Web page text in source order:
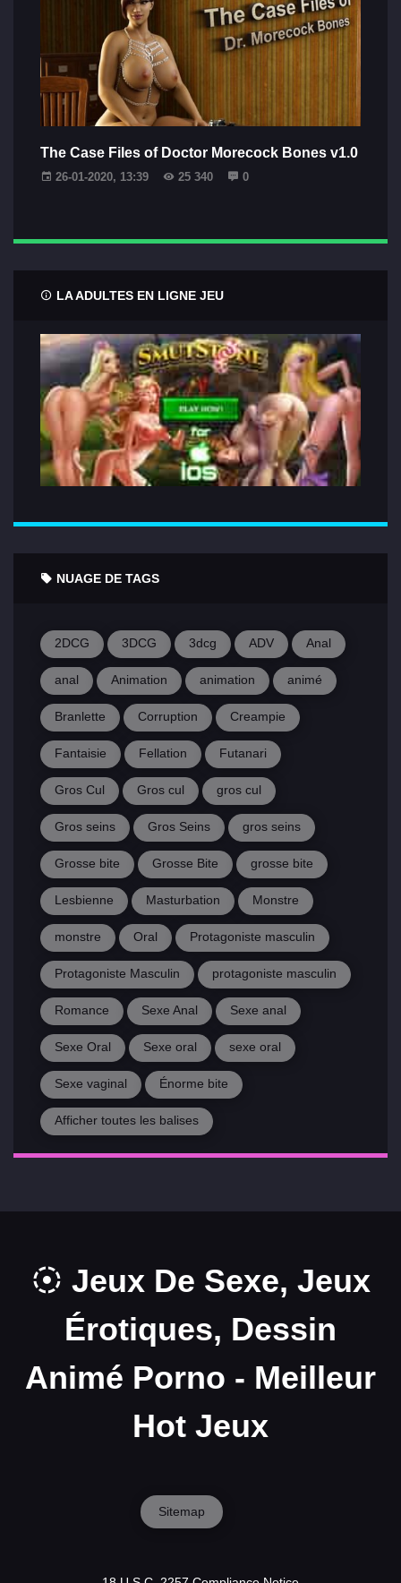
The Case Files of Doctor Morecock Bones v1.0
26-01-2020, 13:39 25 340 0
LA ADULTES EN LIGNE JEU
NUAGE DE TAGS
2DCG 3DCG 3dcg ADV Anal
anal Animation animation animé
Branlette Corruption Creampie
Fantaisie Fellation Futanari
Gros Cul Gros cul gros cul
Gros seins Gros Seins gros seins
Grosse bite Grosse Bite grosse bite
Lesbienne Masturbation Monstre
monstre Oral Protagoniste masculin
Protagoniste Masculin protagoniste masculin
Romance Sexe Anal Sexe anal
Sexe Oral Sexe oral sexe oral
Sexe vaginal Énorme bite
Afficher toutes les balises
Jeux De Sexe, Jeux
Érotiques, Dessin
Animé Porno - Meilleur
Hot Jeux
Sitemap